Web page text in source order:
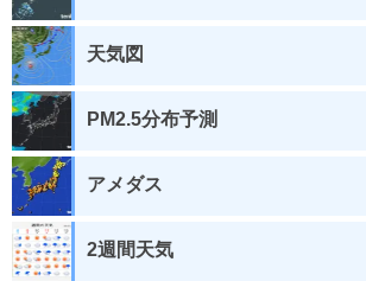
天気図
PM2.5分布予測
アメダス
2週間天気